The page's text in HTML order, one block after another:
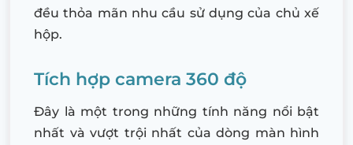
đều thỏa mãn nhu cầu sử dụng của chủ xế
hộp.
Tích hợp camera 360 độ
Đây là một trong những tính năng nổi bật
nhất và vượt trội nhất của dòng màn hình